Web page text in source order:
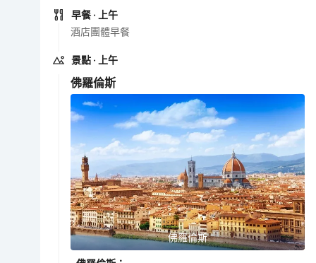
早餐 · 上午
酒店團體早餐
景點 · 上午
佛羅倫斯
佛羅倫斯